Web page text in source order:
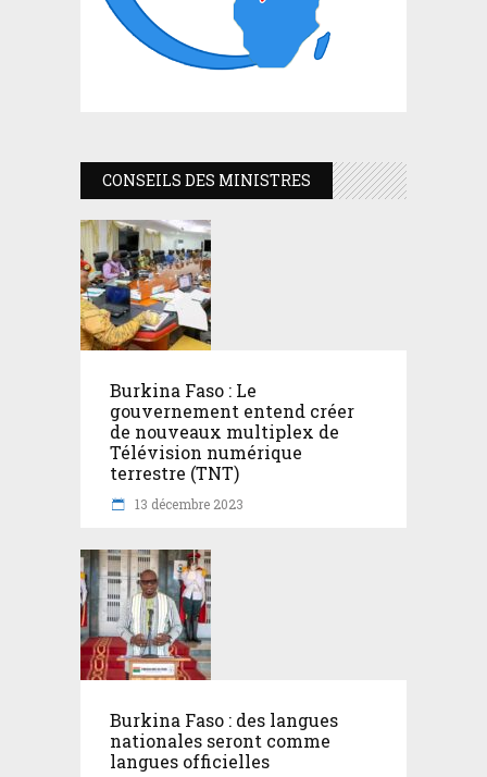
CONSEILS DES MINISTRES
Burkina Faso : Le
gouvernement entend créer
de nouveaux multiplex de
Télévision numérique
terrestre (TNT)
13 décembre 2023
Burkina Faso : des langues
nationales seront comme
langues officielles